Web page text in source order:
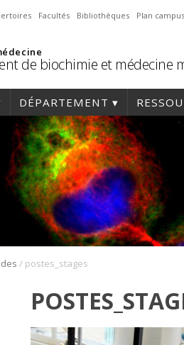
Facultés Bibliothèques Plan campus
de biochimie et médecine
DÉPARTEMENT
/ postes_stages